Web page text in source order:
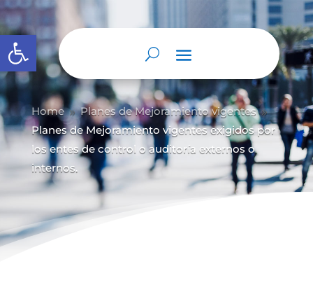
Abrir barra de herramientas
Home 9 Planes de Mejoramiento vigentes 9
Planes de Mejoramiento vigentes exigidos por
los entes de control o auditoría externos o
internos.